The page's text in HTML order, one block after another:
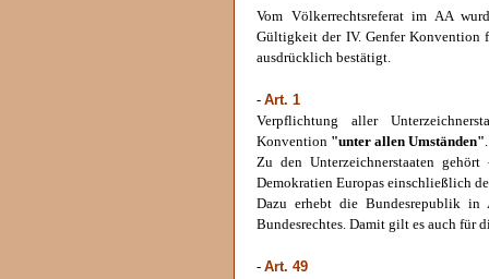
Vom Völkerrechtsreferat im AA
Gültigkeit der IV. Genfer Konvention
ausdrücklich bestätigt.
- Art. 1
Verpflichtung aller
Konvention "unter allen Umständen".
Zu den Unterzeichnerstaaten
Demokratien Europas einschließlich
Dazu erhebt die Bundesrepublik
Bundesrechtes. Damit gilt es auch für
- Art. 49